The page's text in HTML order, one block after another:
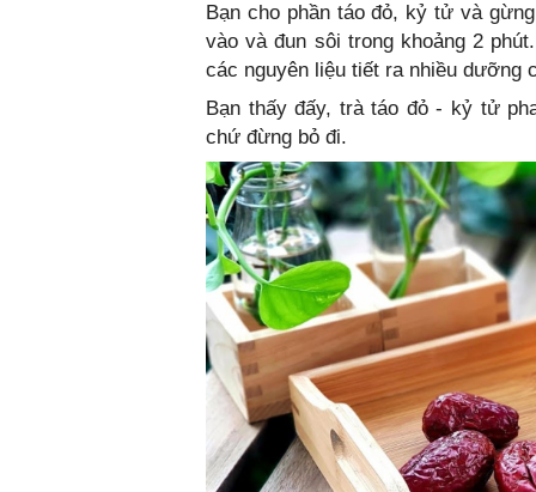
Bạn cho phần táo đỏ, kỷ tử và
vào và đun sôi trong khoảng 2
các nguyên liệu tiết ra nhiều dưỡng
Bạn thấy đấy, trà táo đỏ - kỷ tử
chứ đừng bỏ đi.